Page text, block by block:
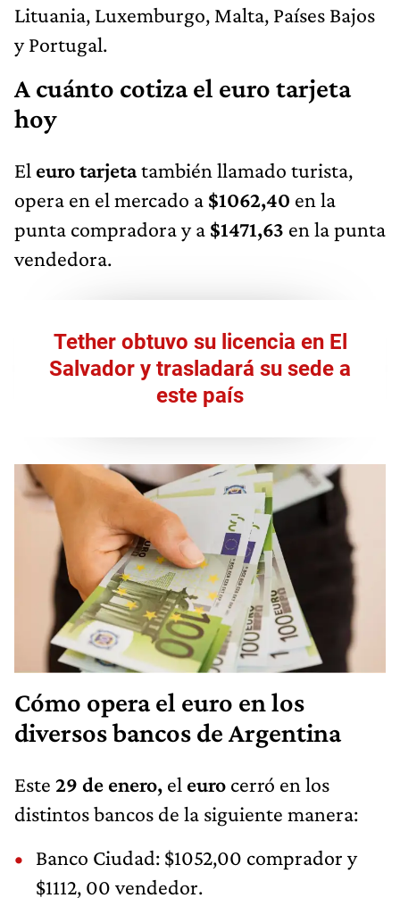
Lituania, Luxemburgo, Malta, Países Bajos
y Portugal.
A cuánto cotiza el euro tarjeta
hoy
El euro tarjetatambién llamado turista,
opera en el mercado a $1062,40 en la
punta compradora y a $1471,63 en la punta
vendedora.
Tether obtuvo su licencia en El
Salvador y trasladará su sede a
este país
Cómo opera el euro en los
diversos bancos de Argentina
Este 29 de enero, el euro cerró en los
distintos bancos de la siguiente manera:
Banco Ciudad: $1052,00 comprador y
$1112, 00 vendedor.